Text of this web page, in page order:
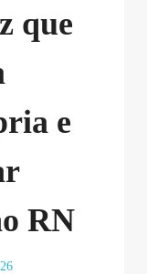
que
e
RN